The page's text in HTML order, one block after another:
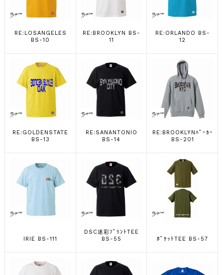
RE:LOSANGELES
BS-10
RE:BROOKLYN BS-
11
RE:ORLANDO BS-
12
RE:GOLDENSTATE
BS-13
RE:SANANTONIO
BS-14
RE:BROOKLYNﾊﾟｰｶｰ
BS-201
IRIE BS-111
DSC迷彩ﾌﾟﾘﾝﾄTEE
BS-55
ﾎﾟｹｯﾄTEE BS-57